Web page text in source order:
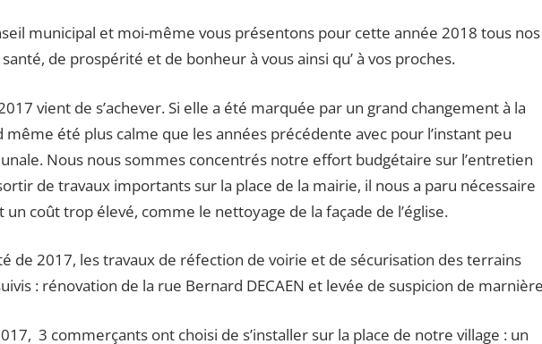
municipal et moi-même vous présentons pour cette année 2018 tous nos
de prospérité et de bonheur à vous ainsi qu’ à vos proches.
vient de s’achever. Si elle a été marquée par un grand changement à la
même été plus calme que les années précédente avec pour l’instant peu
Nous nous sommes concentrés notre effort budgétaire sur l’entretien
de travaux importants sur la place de la mairie, il nous a paru nécessaire
coût trop élevé, comme le nettoyage de la façade de l’église.
de 2017, les travaux de réfection de voirie et de sécurisation des terrains
: rénovation de la rue Bernard DECAEN et levée de suspicion de
3 commerçants ont choisi de s’installer sur la place de notre village : un